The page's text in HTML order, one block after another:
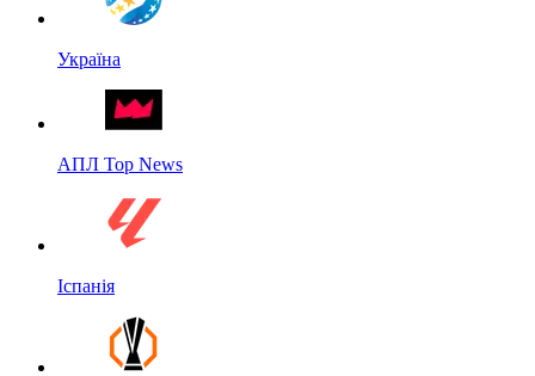
Україна
АПЛ Top News
Іспанія